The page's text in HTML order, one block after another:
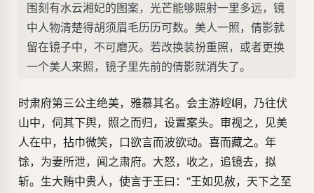
围刻有水云湘妃的图案，光芒能够照射一里多远，镜
中人物清楚得胡须眉毛历历可数。美人一照，倩影就
留在镜子中，不可磨灭。若改换装扮重照，或者更换
一个美人来照，镜子里先前的倩影就消失了。
时肃府第三公主绝美，雅慕其名。会主游崆峒，乃往伏
山中，伺其下舆，照之而归，设置案头。审视之，见美
人在中，拈巾微笑，口欲言而波欲动。喜而藏之。年
馀，为妻所泄，闻之肃府。大怒，收之，追镜去，拟
斩。生大贿中贵人，使言于王曰：“王如见赦，天下之至